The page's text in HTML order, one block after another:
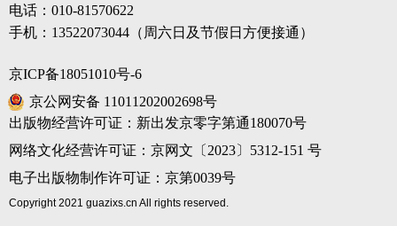
电话： 010-81570622
手机： 13522073044（周六日及节假日方便接通）
京ICP备18051010号-6
京公网安备 11011202002698号
出版物经营许可证：新出发京零字第通180070号
网络文化经营许可证：京网文〔2023〕5312-151 号
电子出版物制作许可证：京第0039号
Copyright 2021 guazixs.cn All rights reserved.